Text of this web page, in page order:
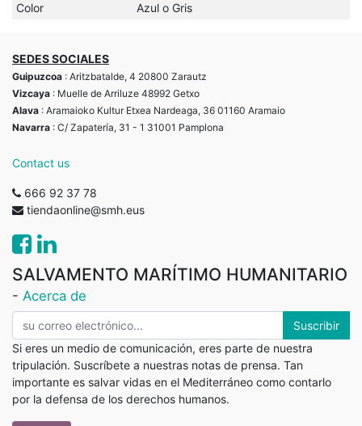
Color Azul o Gris
SEDES SOCIALES
Guipuzcoa : Aritzbatalde, 4 20800 Zarautz
Vizcaya : Muelle de Arriluze 48992 Getxo
Alava : Aramaioko Kultur Etxea Nardeaga, 36 01160 Aramaio
Navarra : C/ Zapatería, 31 - 1 31001 Pamplona
Contact us
666 92 37 78
tiendaonline@smh.eus
SALVAMENTO MARÍTIMO HUMANITARIO
- Acerca de
Suscribir
Si eres un medio de comunicación, eres parte de nuestra
tripulación. Suscríbete a nuestras notas de prensa. Tan
importante es salvar vidas en el Mediterráneo como contarlo
por la defensa de los derechos humanos.